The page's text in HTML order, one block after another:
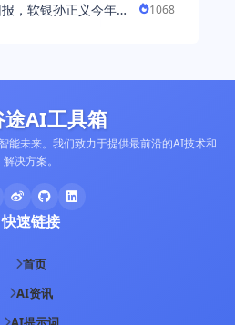
，软银孙正义今年财
1068
途AI工具箱
能未来。我们致力于提供最前沿的AI技术和
解决方案。
快速链接
首页
AI资讯